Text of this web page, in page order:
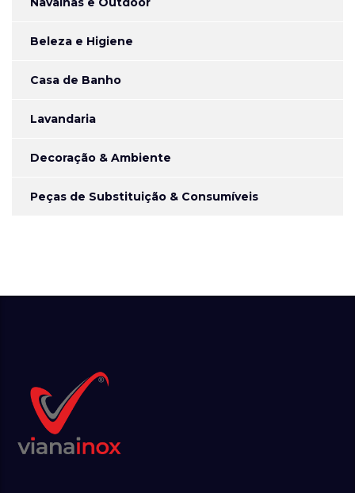
Beleza e Higiene
Casa de Banho
Lavandaria
Decoração & Ambiente
Peças de Substituição & Consumíveis